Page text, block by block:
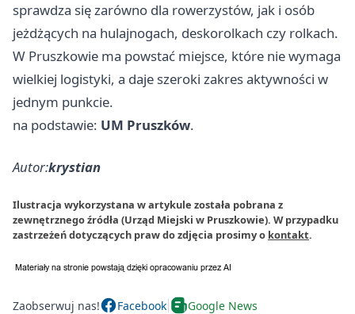
sprawdza się zarówno dla rowerzystów, jak i osób
jeżdżących na hulajnogach, deskorolkach czy rolkach.
W Pruszkowie ma powstać miejsce, które nie wymaga
wielkiej logistyki, a daje szeroki zakres aktywności w
jednym punkcie.
na podstawie: UM Pruszków.
Autor:krystian
Ilustracja wykorzystana w artykule została pobrana z
zewnętrznego źródła (Urząd Miejski w Pruszkowie). W przypadku
zastrzeżeń dotyczących praw do zdjęcia prosimy o kontakt.
Zaobserwuj nas! Facebook Google News